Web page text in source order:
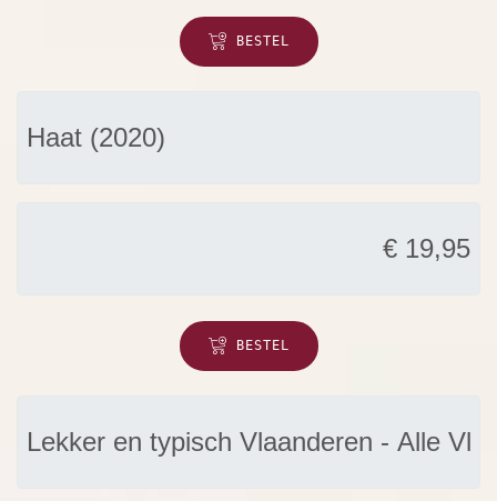
BESTEL
BESTEL